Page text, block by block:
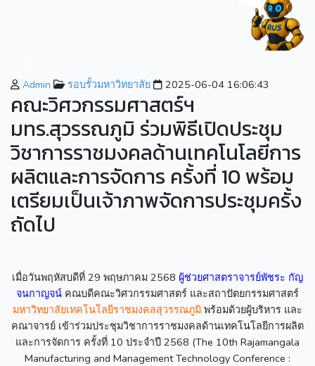
Admin รอบรั้วมหาวิทยาลัย 2025-06-04 16:06:43
คณะวิศวกรรมศาสตร์ฯ
มทร.สุวรรณภูมิ ร่วมพิธีเปิดประชุม
วิชาการราชมงคลด้านเทคโนโลยีการ
ผลิตและการจัดการ ครั้งที่ 10 พร้อม
เตรียมเป็นเจ้าภาพจัดการประชุมครั้ง
ถัดไป
เมื่อวันพฤหัสบดีที่ 29 พฤษภาคม 2568 ผู้ช่วยศาสตราจารย์พัชระ กัญ
จนกาญจน์ คณบดีคณะวิศวกรรมศาสตร์ และสถาปัตยกรรมศาสตร์
มหาวิทยาลัยเทคโนโลยีราชมงคลสุวรรณภูมิ พร้อมด้วยผู้บริหาร และ
คณาจารย์ เข้าร่วมประชุมวิชาการราชมงคลด้านเทคโนโลยีการผลิต
และการจัดการ ครั้งที่ 10 ประจำปี 2568 (The 10th Rajamangala
Manufacturing and Management Technology Conference :